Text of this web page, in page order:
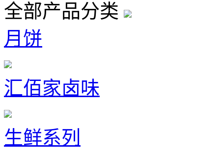
全部产品分类
月饼
汇佰家卤味
生鲜系列